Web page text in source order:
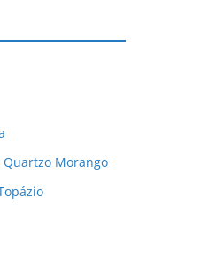
Morango